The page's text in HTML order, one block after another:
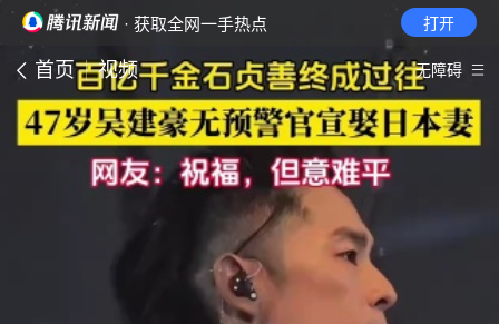
· 获取全网一手热点 打开
首页 视频 无障碍